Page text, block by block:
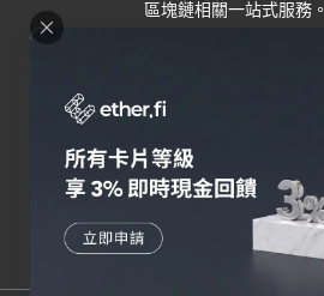
區塊鏈相關一站式服務。
Grenade
關於我們
聯絡我們
錢包